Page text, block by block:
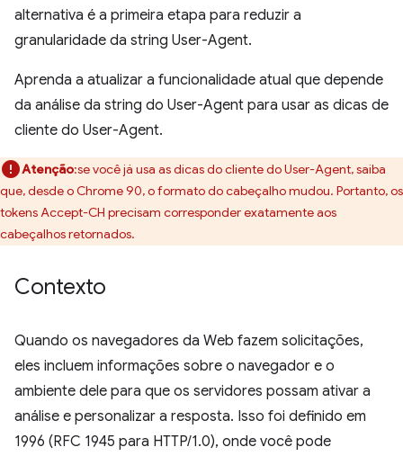
alternativa é a primeira etapa para reduzir a
granularidade da string User-Agent.
Aprenda a atualizar a funcionalidade atual que depende
da análise da string do User-Agent para usar as dicas de
cliente do User-Agent.
Atenção:se você já usa as dicas do cliente do User-Agent, saiba
que, desde o Chrome 90, o formato do cabeçalho mudou. Portanto, os
tokens Accept-CH precisam corresponder exatamente aos
cabeçalhos retornados.
Contexto
Quando os navegadores da Web fazem solicitações,
eles incluem informações sobre o navegador e o
ambiente dele para que os servidores possam ativar a
análise e personalizar a resposta. Isso foi definido em
1996 (RFC 1945 para HTTP/1.0), onde você pode